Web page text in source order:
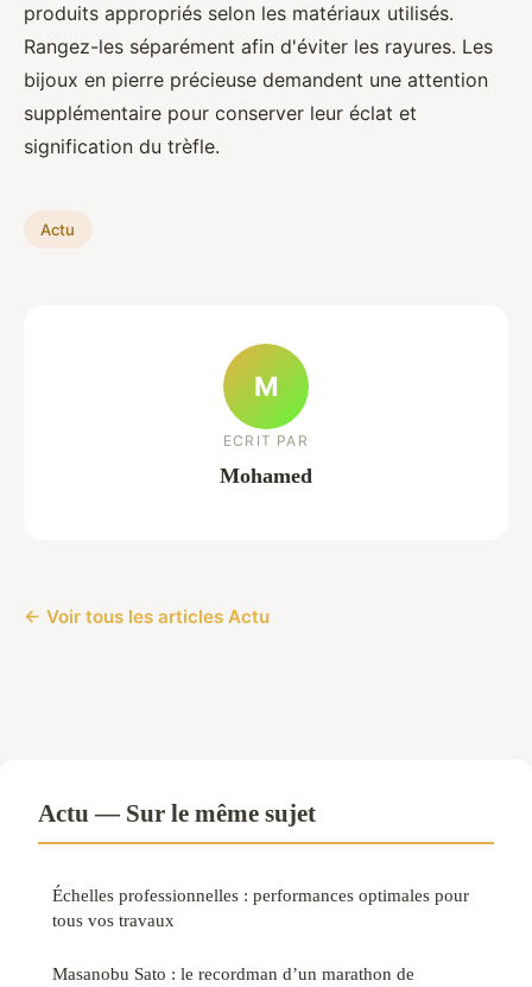
produits appropriés selon les matériaux utilisés.
Rangez-les séparément afin d'éviter les rayures. Les
bijoux en pierre précieuse demandent une attention
supplémentaire pour conserver leur éclat et
signification du trèfle.
Actu
M
ECRIT PAR
Mohamed
← Voir tous les articles Actu
Actu — Sur le même sujet
Échelles professionnelles : performances optimales pour
tous vos travaux
Masanobu Sato : le recordman d’un marathon de